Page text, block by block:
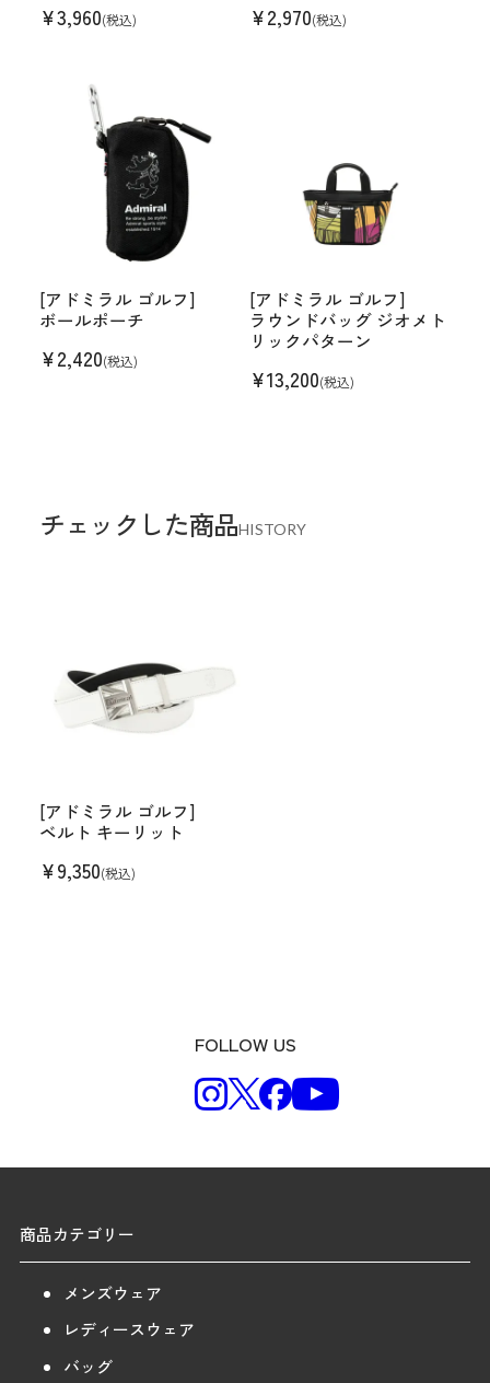
¥3,960(税込) ¥2,970(税込)
[アドミラル ゴルフ]
ボールポーチ
¥2,420(税込)
[アドミラル ゴルフ]
ラウンドバッグ ジオメト
リックパターン
¥13,200(税込)
チェックした商品HISTORY
[アドミラル ゴルフ]
ベルト キーリット
¥9,350(税込)
FOLLOW US
商品カテゴリー
メンズウェア
レディースウェア
バッグ